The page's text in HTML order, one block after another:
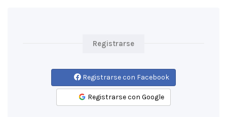
Registrarse
Registrarse con Facebook
Registrarse con Google